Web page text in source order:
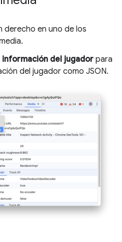
derecho en uno de los
información del jugadorpara
del jugador como JSON.